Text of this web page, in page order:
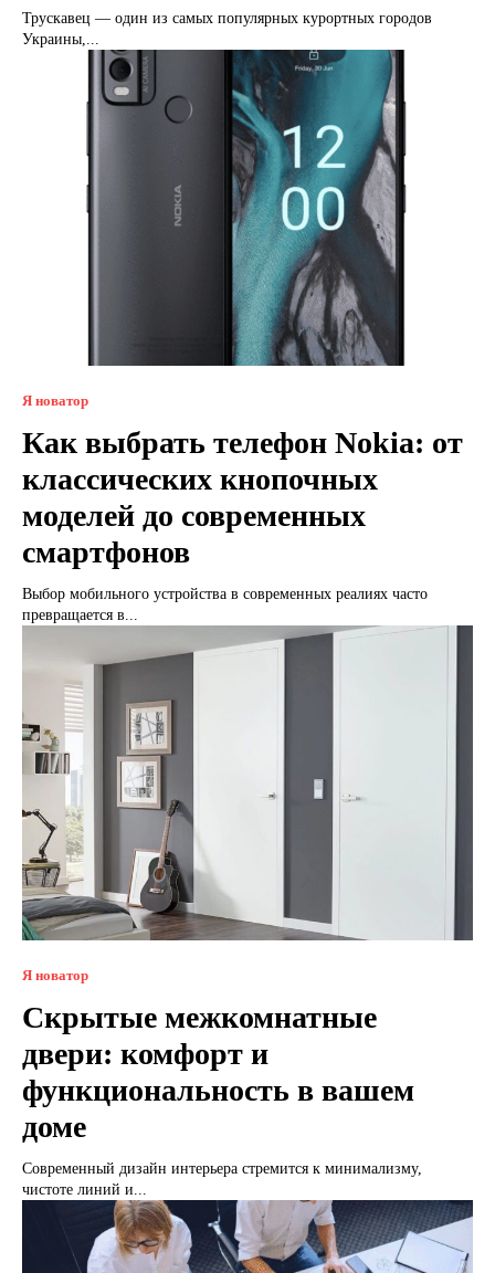
Трускавец — один из самых популярных курортных городов
Украины,...
Я новатор
Как выбрать телефон Nokia: от
классических кнопочных
моделей до современных
смартфонов
Выбор мобильного устройства в современных реалиях часто
превращается в...
Я новатор
Скрытые межкомнатные
двери: комфорт и
функциональность в вашем
доме
Современный дизайн интерьера стремится к минимализму,
чистоте линий и...